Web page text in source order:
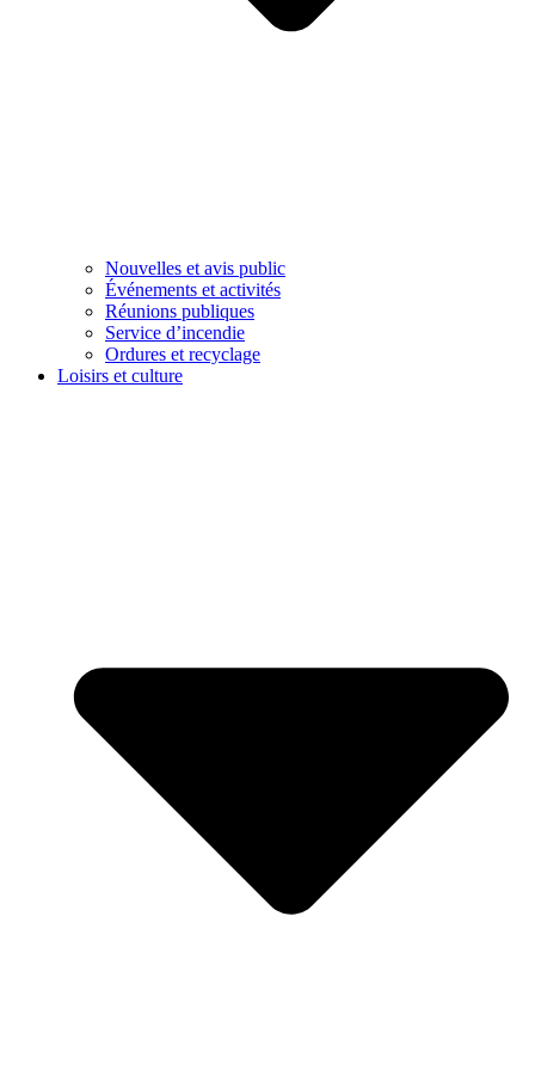
Nouvelles et avis public
Événements et activités
Réunions publiques
Service d’incendie
Ordures et recyclage
Loisirs et culture